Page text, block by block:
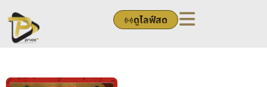
to
content
ดูไลฟ์สด